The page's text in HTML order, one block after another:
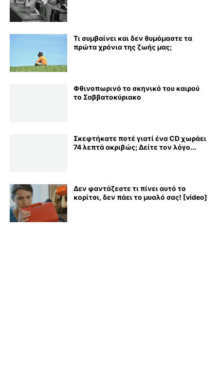
Τι συμβαίνει και δεν θυμόμαστε τα
πρώτα χρόνια της ζωής μας;
Φθινοπωρινό το σκηνικό του καιρού
το Σαββατοκύριακο
Σκεφτήκατε ποτέ γιατί ένα CD χωράει
74 λεπτά ακριβώς; Δείτε τον λόγο...
Δεν φαντάζεστε τι πίνει αυτό το
κορίτσι, δεν πάει το μυαλό σας! [video]